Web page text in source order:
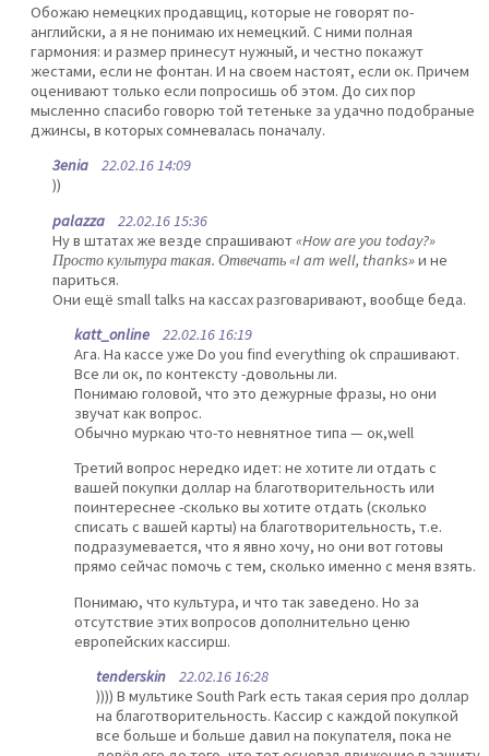
Обожаю немецких продавщиц, которые не говорят по-
английски, а я не понимаю их немецкий. С ними полная
гармония: и размер принесут нужный, и честно покажут
жестами, если не фонтан. И на своем настоят, если ок. Причем
оценивают только если попросишь об этом. До сих пор
мысленно спасибо говорю той тетеньке за удачно подобраные
джинсы, в которых сомневалась поначалу.
3enia 22.02.16 14:09
))
palazza 22.02.16 15:36
Ну в штатах же везде спрашивают«How are you today?»
Просто культура такая. Отвечать «I am well, thanks»и не
париться.
Они ещё small talks на кассах разговаривают, вообще беда.
katt_online 22.02.16 16:19
Ага. На кассе уже Do you find everything ok спрашивают.
Все ли ок, по контексту -довольны ли.
Понимаю головой, что это дежурные фразы, но они
звучат как вопрос.
Обычно муркаю что-то невнятное типа — ок,well
Третий вопрос нередко идет: не хотите ли отдать с
вашей покупки доллар на благотворительность или
поинтереснее -сколько вы хотите отдать (сколько
списать с вашей карты) на благотворительность, т.е.
подразумевается, что я явно хочу, но они вот готовы
прямо сейчас помочь с тем, сколько именно с меня взять.
Понимаю, что культура, и что так заведено. Но за
отсутствие этих вопросов дополнительно ценю
европейских кассирш.
tenderskin 22.02.16 16:28
)))) В мультике South Park есть такая серия про доллар
на благотворительность. Кассир с каждой покупкой
все больше и больше давил на покупателя, пока не